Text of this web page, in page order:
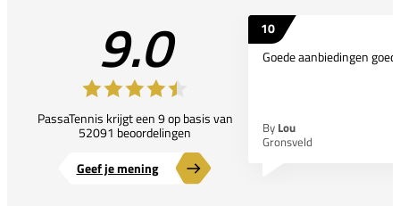
9.0
PassaTennis krijgt een 9 op basis van
52091 beoordelingen
Geef je mening
10
Goede aanbiedingen
By Lou
Gronsveld